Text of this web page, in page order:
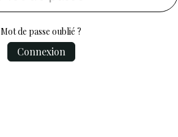
Mot de passe oublié ?
Connexion